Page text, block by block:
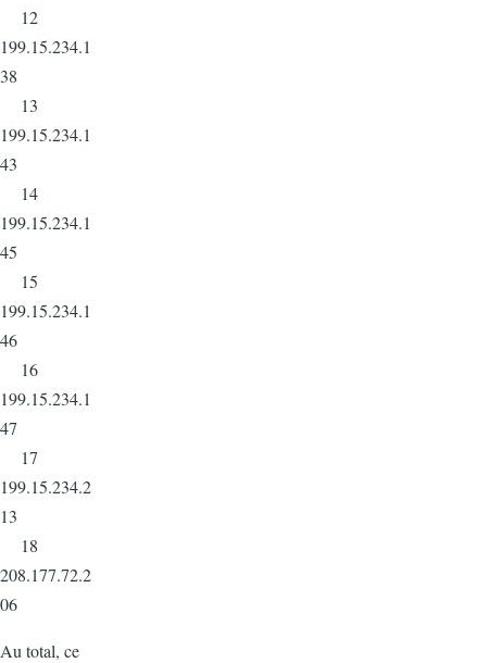
12
199.15.234.1
38
13
199.15.234.1
43
14
199.15.234.1
45
15
199.15.234.1
46
16
199.15.234.1
47
17
199.15.234.2
13
18
208.177.72.2
06
Au total, ce